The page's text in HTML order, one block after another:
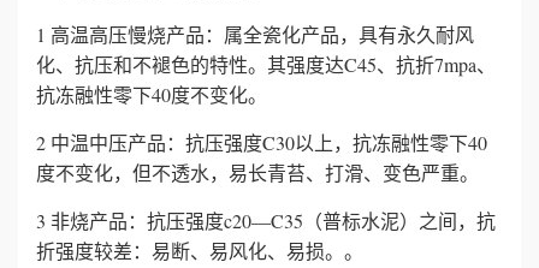
1 高温高压慢烧产品：属全瓷化产品，具有永久耐风
化、抗压和不褪色的特性。其强度达C45、抗折7mpa、
抗冻融性零下40度不变化。
2 中温中压产品：抗压强度C30以上，抗冻融性零下40
度不变化，但不透水，易长青苔、打滑、变色严重。
3 非烧产品：抗压强度c20—C35（普标水泥）之间，抗
折强度较差：易断、易风化、易损。。